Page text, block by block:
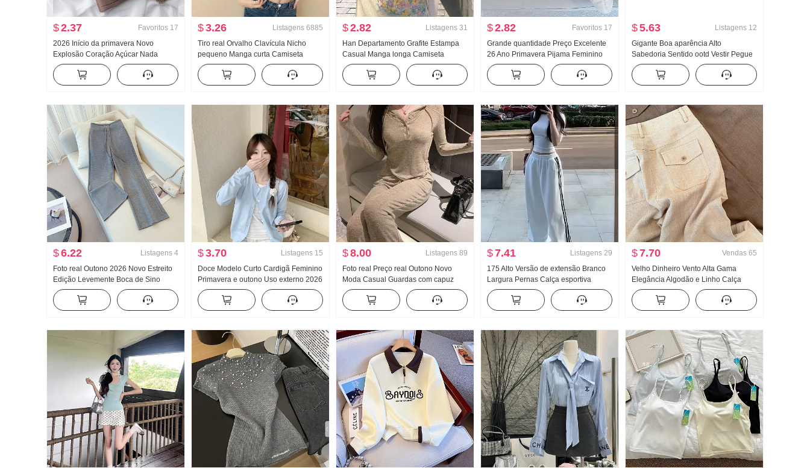
$2.37 Favoritos 17
2026 Início da primavera Novo
Explosão Coração Açúcar Nada
Marcas Dentro Faixa de roupa Peito
Almofadas Efeito emagrecedor
Coletes feminino
$3.26 Listagens 6885
Tiro real Orvalho Clavícula Nicho
pequeno Manga curta Camiseta
Feminino Verão Garota estilosa
Apertado Novo Botão Design Sentido
Modelo Curto Top
$2.82 Listagens 31
Han Departamento Grafite Estampa
Casual Manga longa Camiseta
Proteção Solar Suéter Feminino
Primavera e verão Solto Descontraído
Vento frio Sentido Gola redonda Top
$2.82 Favoritos 17
Grande quantidade Preço Excelente
26 Ano Primavera Pijama Feminino
Novo Nuvens Algodão Manga longa
Pequeno Gola Polo Roupas para
casa Conjunto Transmissão ao vivo
$5.63 Listagens 12
Gigante Boa aparência Alto
Sabedoria Sentido ootd Vestir Pegue
Um conjunto completo 2026 Novo
Irregular Jeans Saia Mulher Verão
Conjunto
$6.22 Listagens 4
Foto real Outono 2026 Novo Estreito
Edição Levemente Boca de Sino
Mulher com calças de pernas largas
Fluida Sentido Reto Ioga Casual
Esporte Guarda Calças Filhos
$3.70 Listagens 15
Doce Modelo Curto Cardigã Feminino
Primavera e outono Uso externo 2026
Novo Fora Pegue Início do outono
chic Este ano Popular De Malha
Casaco
$8.00 Listagens 89
Foto real Preço real Outono Novo
Moda Casual Guardas com capuz
Guarda Calças Efeito emagrecedor
Conjunto Conjunto de esportes
Feminino Estilo
$7.41 Listagens 29
175 Alto Versão de extensão Branco
Largura Pernas Calça esportiva
Feminino Primavera e outono Novo
Versátil Listrado Casual Arrastar no
chão Calças
$7.70 Vendas 65
Velho Dinheiro Vento Alta Gama
Elegância Algodão e Linho Calça
casual Feminino Primavera Verão
2026 Novo Solto Efeito emagrecedor
Leve e fino Calças retas